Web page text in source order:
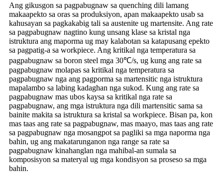
Ang gikusgon sa pagpabugnaw sa quenching dili lamang
makaapekto sa oras sa produksiyon, apan makaapekto usab sa
kahusayan sa pagkakabig tali sa austenite ug martensite. Ang rate
sa pagpabugnaw nagtino kung unsang klase sa kristal nga
istruktura ang maporma ug may kalabotan sa katapusang epekto
sa pagpatig-a sa workpiece. Ang kritikal nga temperatura sa
pagpabugnaw sa boron steel mga 30℃/s, ug kung ang rate sa
pagpabugnaw molapas sa kritikal nga temperatura sa
pagpabugnaw nga ang pagporma sa martensitic nga istruktura
mapalambo sa labing kadaghan nga sukod. Kung ang rate sa
pagpabugnaw mas ubos kaysa sa kritikal nga rate sa
pagpabugnaw, ang mga istruktura nga dili martensitic sama sa
bainite makita sa istruktura sa kristal sa workpiece. Bisan pa, kon
mas taas ang rate sa pagpabugnaw, mas maayo, mas taas ang rate
sa pagpabugnaw nga mosangpot sa pagliki sa mga naporma nga
bahin, ug ang makatarunganon nga range sa rate sa
pagpabugnaw kinahanglan nga mahibal-an sumala sa
komposisyon sa materyal ug mga kondisyon sa proseso sa mga
bahin.